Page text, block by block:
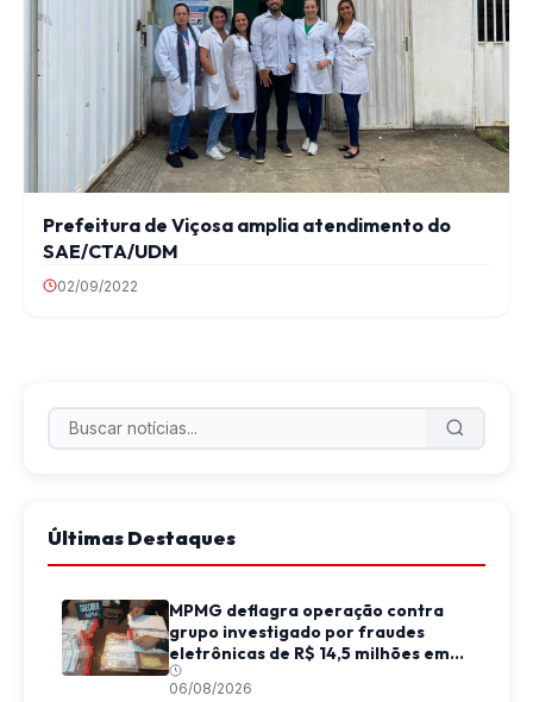
Prefeitura de Viçosa amplia atendimento do
SAE/CTA/UDM
02/09/2022
Últimas Destaques
MPMG deflagra operação contra
grupo investigado por fraudes
eletrônicas de R$ 14,5 milhões em
Juiz de Fora
06/08/2026